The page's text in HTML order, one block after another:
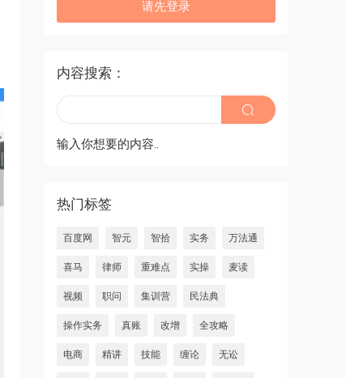
请先登录
内容搜索：
输入你想要的内容..
热门标签
百度网 智元 智拾 实务 万法通
喜马 律师 重难点 实操 麦读
视频 职问 集训营 民法典
操作实务 真账 改增 全攻略
电商 精讲 技能 缠论 无讼